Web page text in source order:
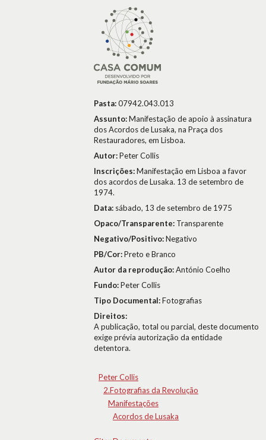
Pasta:07942.043.013
Assunto:Manifestação de apoio à assinatura
dos Acordos de Lusaka, na Praça dos
Restauradores, em Lisboa.
Autor:Peter Collis
Inscrições:Manifestação em Lisboa a favor
dos acordos de Lusaka. 13 de setembro de
1974.
Data: sábado, 13 de setembro de 1975
Opaco/Transparente: Transparente
Negativo/Positivo:Negativo
PB/Cor:Preto e Branco
Autor da reprodução:António Coelho
Fundo:Peter Collis
Tipo Documental:Fotografias
Direitos:
A publicação, total ou parcial, deste documento
exige prévia autorização da entidade
detentora.
Peter Collis
2.Fotografias da Revolução
Manifestações
Acordos de Lusaka